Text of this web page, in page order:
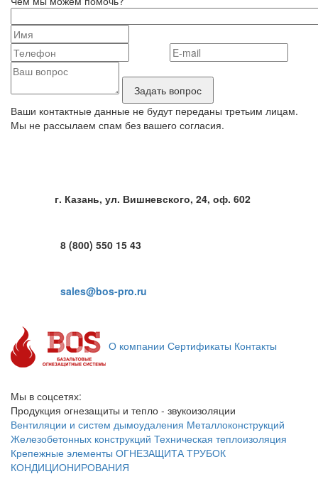
Ваши контактные данные не будут переданы третьим лицам.
Мы не рассылаем спам без вашего согласия.
г. Казань, ул. Вишневского, 24, оф. 602
8 (800) 550 15 43
sales@bos-pro.ru
О компании Сертификаты Контакты
Мы в соцсетях:
Продукция огнезащиты и тепло - звукоизоляции
Вентиляции и систем дымоудаления Металлоконструкций
Железобетонных конструкций Техническая теплоизоляция
Крепежные элементы ОГНЕЗАЩИТА ТРУБОК
КОНДИЦИОНИРОВАНИЯ